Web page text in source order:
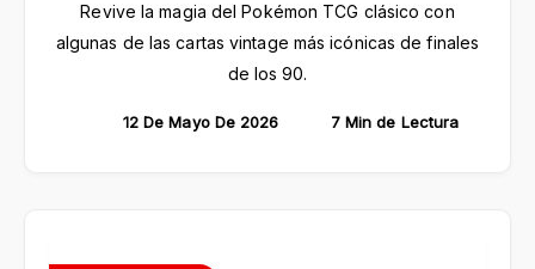
Revive la magia del Pokémon TCG clásico con
algunas de las cartas vintage más icónicas de finales
de los 90.
12 De Mayo De 2026 7 Min de Lectura